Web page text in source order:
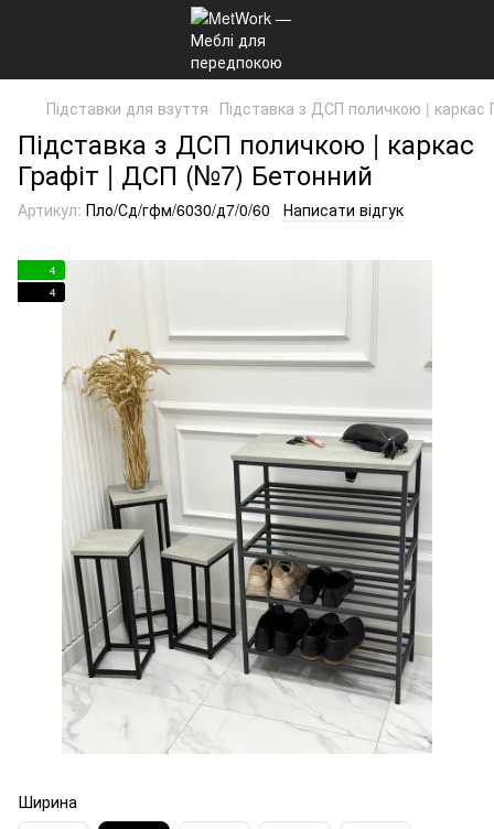
Підставки для взуття Підставка з ДСП поличкою |
Підставка з ДСП поличкою | каркас
Графіт | ДСП (№7) Бетонний
Артикул: Пло/Сд/гфм/6030/д7/0/60 Написати відгук
4
4
Ширина